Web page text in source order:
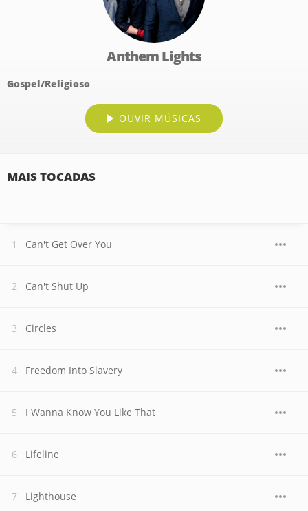
Anthem Lights
Gospel/Religioso
OUVIR MÚSICAS
MAIS TOCADAS
Can't Get Over You
Can't Shut Up
Circles
Freedom Into Slavery
I Wanna Know You Like That
Lifeline
Lighthouse